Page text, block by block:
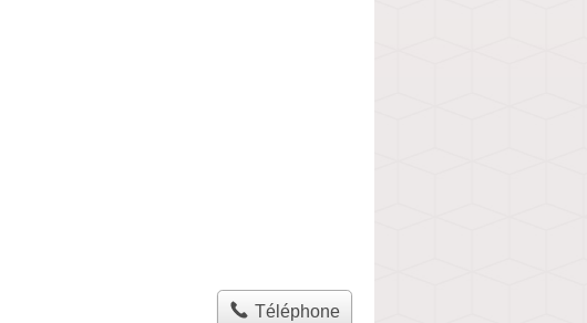
Téléphone